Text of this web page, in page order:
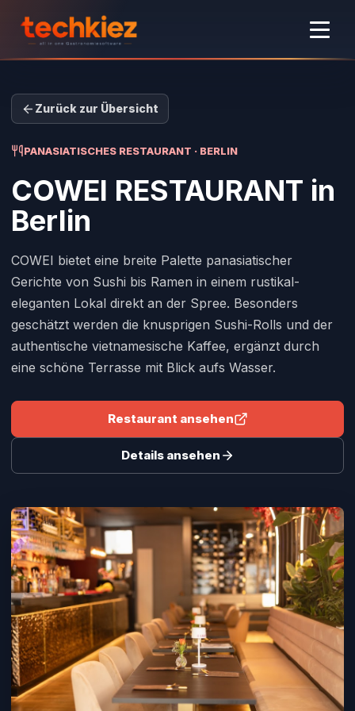
Zurück zur Übersicht
PANASIATISCHES RESTAURANT · BERLIN
COWEI RESTAURANT in
Berlin
COWEI bietet eine breite Palette panasiatischer
Gerichte von Sushi bis Ramen in einem rustikal-
eleganten Lokal direkt an der Spree. Besonders
geschätzt werden die knusprigen Sushi-Rolls und der
authentische vietnamesische Kaffee, ergänzt durch
eine schöne Terrasse mit Blick aufs Wasser.
Restaurant ansehen
Details ansehen